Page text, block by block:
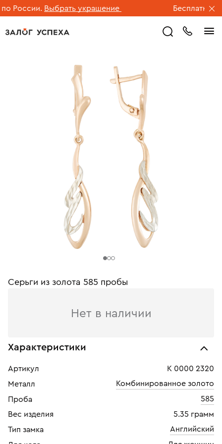
России. Выбрать украшение Бесплатная
Серьги из золота 585 пробы
Нет в наличии
Характеристики
Артикул
К 0000 2320
Металл
Комбинированное золото
Проба
585
Вес изделия
5.35 грамм
Тип замка
Английский